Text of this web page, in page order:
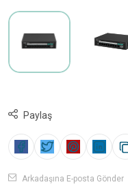
Paylaş
Arkadaşına E-posta Gönder